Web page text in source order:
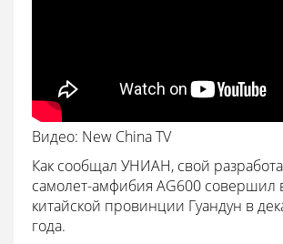
Видео: New China TV
Как сообщал УНИАН, свой
самолет-амфибия AG600
китайской провинции Гуандун в
года.